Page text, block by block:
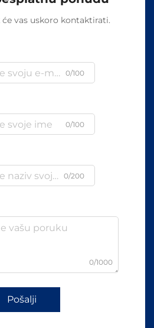
vas uskoro kontaktirati.
0/100
0/100
0/200
0/1000
Pošalji